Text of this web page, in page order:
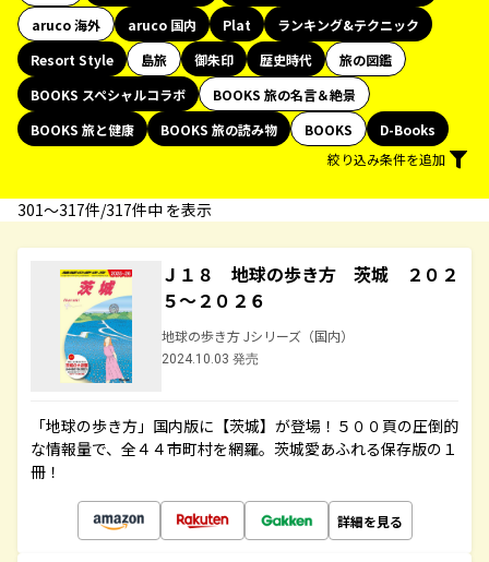
aruco 海外
aruco 国内 Plat
ランキング&テクニック
Resort Style
島旅 御朱印 歴史時代
旅の図鑑
BOOKS スペシャルコラボ
BOOKS 旅の名言＆絶景
BOOKS 旅と健康
BOOKS 旅の読み物 BOOKS
D-Books
絞り込み条件を追加
301〜317件/317件中 を表示
Ｊ１８ 地球の歩き方 茨城 ２０２
５～２０２６
地球の歩き方 Jシリーズ（国内）
2024.10.03 発売
「地球の歩き方」国内版に【茨城】が登場！５００頁の圧倒的
な情報量で、全４４市町村を網羅。茨城愛あふれる保存版の１
冊！
詳細を見る